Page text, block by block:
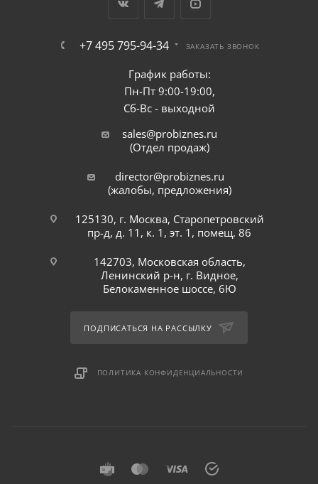
+7 495 795-94-34 ЗАКАЗАТЬ ЗВОНОК
График работы:
Пн-Пт 9:00-19:00,
Сб-Вс - выходной
sales@probiznes.ru
(Отдел продаж)
director@probiznes.ru
(жалобы, предложения)
125130, г. Москва, Старопетровский
пр-д, д. 11, к. 1, эт. 1, помещ. 86
142703, Московская область,
Ленинский р-н, г. Видное,
Белокаменное шоссе, 6Ю
ПОДПИСАТЬСЯ НА РАССЫЛКУ
ПОЛИТИКА КОНФИДЕНЦИАЛЬНОСТИ